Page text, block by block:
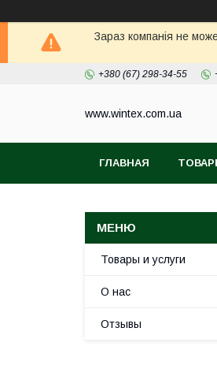
Зараз компанія не
+380 (67) 298-34-55
www.wintex.com.ua
ГЛАВНАЯ
Товары и услуги
О нас
Отзывы